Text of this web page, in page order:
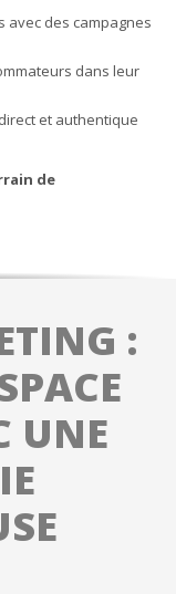
avec des campagnes
dans leur
et authentique
de
:
UNE